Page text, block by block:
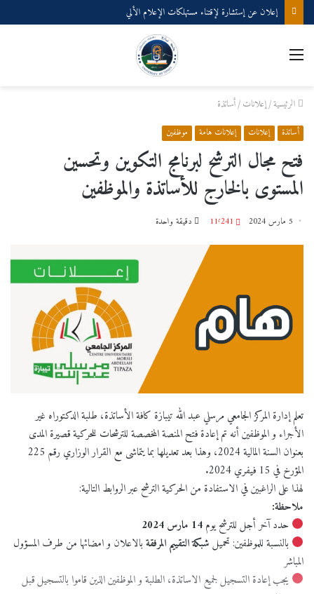
إعلان عن إستشارة لإقتناء مستهلكات الإعلام الألي
القائمة
الرئيسية/إعلانات/أساتذة
أساتذة إعلانات إعلانات هامة موظفين
فتح مجال الترشح لبرنامج التكوين وتحسين
المستوى بالخارج للأساتذة والموظفين
5 مارس 2024 11٬241 دقيقة واحدة
تعلم إدارة المركز الجامعي مرسلي عبد الله تيبازة كافة الأساتذة، طلبة الدكتوراه غير
الأجراء و الموظفين أنه تم إعادة فتح المنصة المخصصة للترشحات للحركية قصيرة المدى
بعنوان السنة المالية 2024، وهذا بعد تعديلها بما يتماشى مع القرار الوزاري رقم 225
المؤرخ في 15 فيفري 2024.
لهذا على الراغبين في الاستفادة من الحركية الترشح عبر الروابط التالية:
ملاحظة:
حدد آخر أجل للترشح يوم14 مارس 2024
بالنسبة للموظفين: تحميلشبكة التقييم المرفقةبالاعلان و امضائها من طرف المسؤول
المباشر
يجب إعادة التسجيل لجميع الاساتذة، الطلبة و الموظفين الذين قاموا بالتسجيل قبل